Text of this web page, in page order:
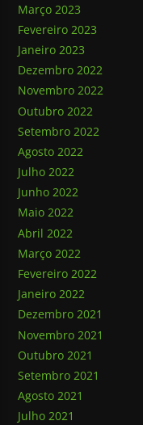
Março 2023
Fevereiro 2023
Janeiro 2023
Dezembro 2022
Novembro 2022
Outubro 2022
Setembro 2022
Agosto 2022
Julho 2022
Junho 2022
Maio 2022
Abril 2022
Março 2022
Fevereiro 2022
Janeiro 2022
Dezembro 2021
Novembro 2021
Outubro 2021
Setembro 2021
Agosto 2021
Julho 2021